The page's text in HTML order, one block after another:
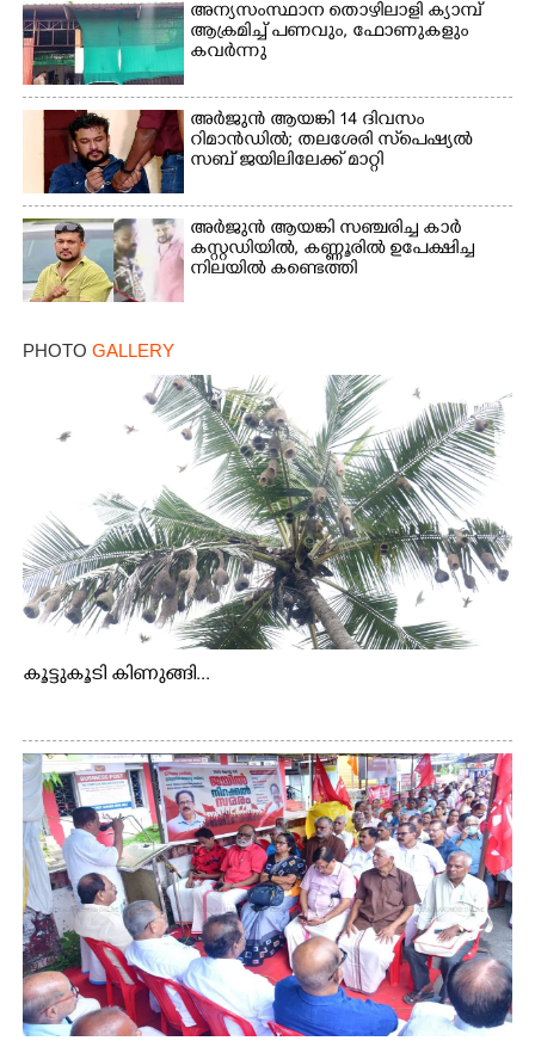
അന്യസംസ്ഥാന തൊഴിലാളി ക്യാമ്പ്
ആക്രമിച്ച് പണവും, ഫോണുകളും
കവർന്നു
അർജുൻ ആയങ്കി 14 ദിവസം
റിമാൻഡിൽ; തലശേരി സ്‌പെഷ്യൽ
സബ് ജയിലിലേക്ക് മാറ്റി
അർജുൻ ആയങ്കി സഞ്ചരിച്ച കാർ
കസ്റ്റഡിയിൽ,​ കണ്ണൂരിൽ ഉപേക്ഷിച്ച
നിലയിൽ കണ്ടെത്തി
PHOTO GALLERY
കൂട്ടുകൂടി കിണുങ്ങി...